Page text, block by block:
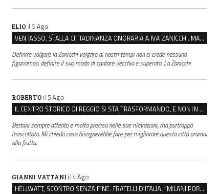
ELIO il 5 Ago
VENTASSO, SÌ ALLA CITTADINANZA ONORARIA A IVA ZANICCHI. MA BARGIACCHI: “È DI PESSIMO GUSTO”
Definire volgare la Zanicchi volgare ai nostri tempi non ci crede nessuno
figuriamoci definire il suo modo di cantare vecchio e superato. La Zanicchi
ROBERTO il 5 Ago
IL CENTRO STORICO DI REGGIO SI STA TRASFORMANDO, E NON IN MEGLIO
Bertoni sempre attento e molto preciso nelle sue rilevazioni, ma purtroppo
inascoltato. Mi chiedo cosa bisognerebbe fare per migliorare questa città oramai
alla frutta.
GIANNI VATTANI il 4 Ago
HELLWATT, SCONTRO SENZA FINE. FRATELLI D’ITALIA: “MILANI PORTA DOCUMENTI, DE FRANCO INSULTI”